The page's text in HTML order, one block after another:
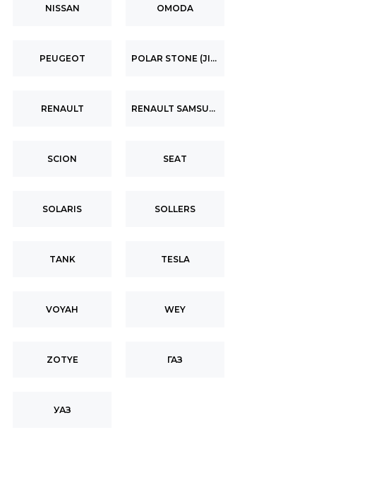
NISSAN OMODA
PEUGEOT POLAR STONE (JISHI)
RENAULT RENAULT SAMSUNG
SCION SEAT
SOLARIS SOLLERS
TANK TESLA
VOYAH WEY
ZOTYE ГАЗ
УАЗ